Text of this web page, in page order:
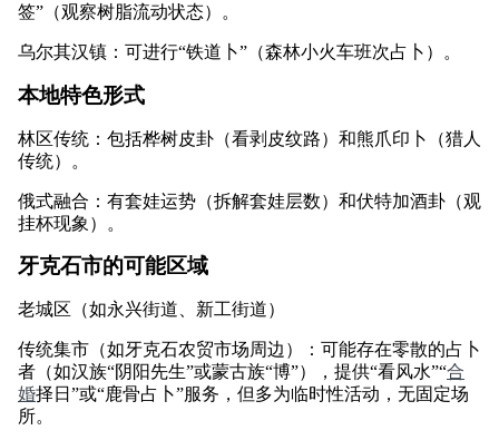
签”（观察树脂流动状态）。
乌尔其汉镇：可进行“铁道卜”（森林小火车班次占卜）。
本地特色形式
林区传统：包括桦树皮卦（看剥皮纹路）和熊爪印卜（猎人
传统）。
俄式融合：有套娃运势（拆解套娃层数）和伏特加酒卦（观
挂杯现象）。
牙克石市的可能区域
老城区（如永兴街道、新工街道）
传统集市（如牙克石农贸市场周边）：可能存在零散的占卜
者（如汉族“阴阳先生”或蒙古族“博”），提供“看风水”“合
婚择日”或“鹿骨占卜”服务，但多为临时性活动，无固定场
所。